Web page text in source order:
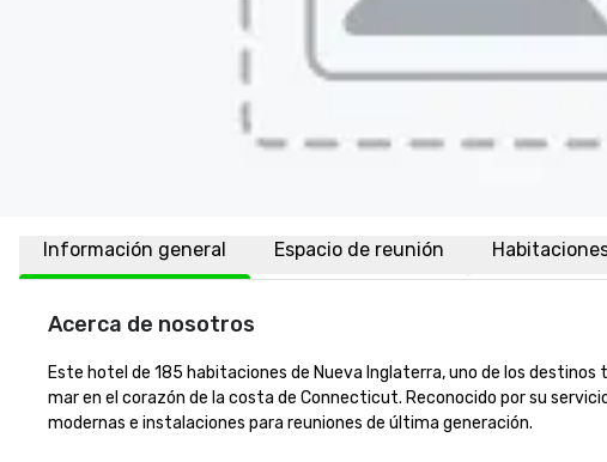
Información general Espacio de reunión
Acerca de nosotros
Este hotel de 185 habitaciones de Nueva Inglaterra, uno de los
mar en el corazón de la costa de Connecticut. Reconocido por su
modernas e instalaciones para reuniones de última generación.